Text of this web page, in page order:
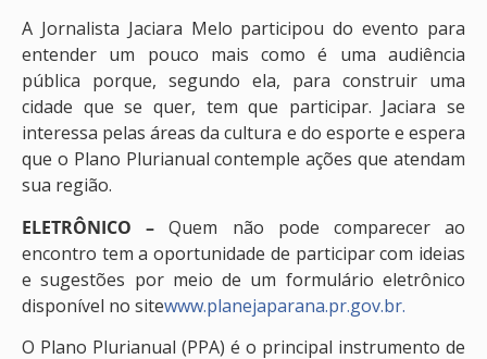
A Jornalista Jaciara Melo participou do evento para
entender um pouco mais como é uma audiência
pública porque, segundo ela, para construir uma
cidade que se quer, tem que participar. Jaciara se
interessa pelas áreas da cultura e do esporte e espera
que o Plano Plurianual contemple ações que atendam
sua região.
ELETRÔNICO –Quem não pode comparecer ao
encontro tem a oportunidade de participar com ideias
e sugestões por meio de um formulário eletrônico
disponível no sitewww.planejaparana.pr.gov.br.
O Plano Plurianual (PPA) é o principal instrumento de